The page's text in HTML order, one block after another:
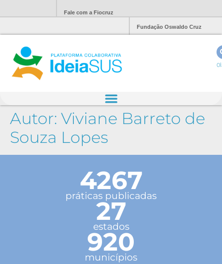
Fale com a Fiocruz
Fundação Oswaldo Cruz
Autor: Viviane Barreto de
Souza Lopes
4267
práticas publicadas
27
estados
920
municípios